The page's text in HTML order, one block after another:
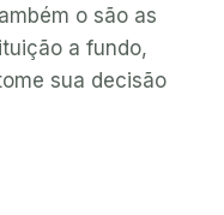
o são as
a fundo,
sua decisão